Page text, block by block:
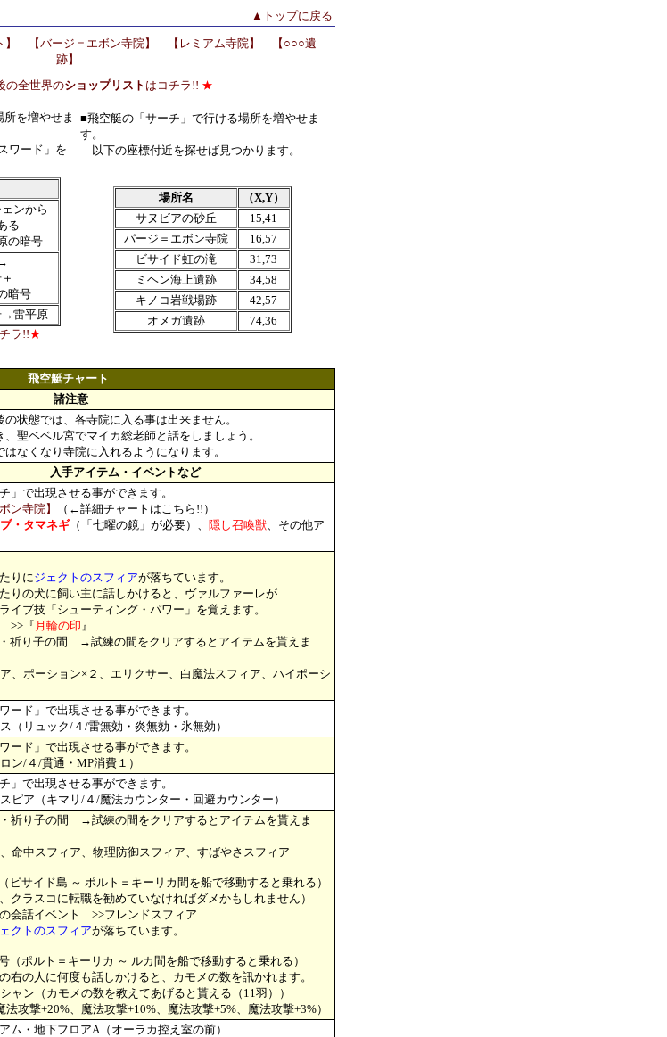
▲ トップに戻る
【バージ＝エボン寺院】 【レミアム寺院】
【○○○遺
跡】
の全世界のショップリスト はコチラ!! ★
を増やせま
ワード」を
■飛空艇の「サーチ」で行ける場所を増やせま
す。
以下の座標付近を探せば見つかります。
ンから
る
の暗号
暗号
→雷平原
ラ!!★
場所名
（X,Y）
サヌビアの砂丘
15,41
パージ＝エボン寺院
16,57
ビサイド虹の滝
31,73
ミヘン海上遺跡
34,58
キノコ岩戦場跡
42,57
オメガ遺跡
74,36
飛空艇チャート
諸注意
状態では、各寺院に入る事は出来ません。
聖ベベル宮でマイカ総老師と話をしましょう。
なくなり寺院に入れるようになります。
入手アイテム・イベントなど
」で出現させる事ができます。
ン寺院】
（←詳細チャートはこちら!!）
・タマネギ（「七曜の鏡」が必要）、 隠し召喚獣、その他ア
りにジェクトのスフィアが落ちています。
の犬に飼い主に話しかけると、ヴァルファーレが
ブ技「シューティング・パワー」を覚えます。
>>『 月輪の印』
祈り子の間 →試練の間をクリアするとアイテムを貰えま
、ポーション×２、エリクサー、白魔法スフィア、ハイポーシ
ード」で出現させる事ができます。
（リュック/４/雷無効・炎無効・氷無効）
ード」で出現させる事ができます。
ン/４/貫通・MP消費１）
」で出現させる事ができます。
ピア（キマリ/４/魔法カウンター・回避カウンター）
祈り子の間 →試練の間をクリアするとアイテムを貰えま
命中スフィア、物理防御スフィア、すばやさスフィア
ビサイド島 ～ ポルト＝キーリカ間を船で移動すると乗れる）
クラスコに転職を勧めていなければダメかもしれません）
会話イベント >>フレンドスフィア
クトのスフィアが落ちています。
（ポルト＝キーリカ ～ ルカ間を船で移動すると乗れる）
の人に何度も話しかけると、カモメの数を訊かれます。
ャン（カモメの数を教えてあげると貰える（11羽））
攻撃+20%、魔法攻撃+10%、魔法攻撃+5%、魔法攻撃+3%）
ム・地下フロアA（オーラカ控え室の前）